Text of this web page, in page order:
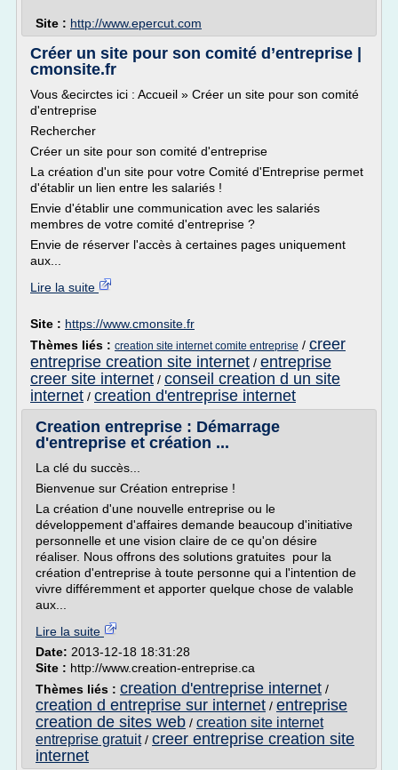
Site : http://www.epercut.com
Créer un site pour son comité d’entreprise |
cmonsite.fr
Vous &ecirctes ici : Accueil » Créer un site pour son comité
d'entreprise
Rechercher
Créer un site pour son comité d'entreprise
La création d'un site pour votre Comité d'Entreprise permet
d'établir un lien entre les salariés !
Envie d'établir une communication avec les salariés
membres de votre comité d'entreprise ?
Envie de réserver l'accès à certaines pages uniquement
aux...
Lire la suite
Site : https://www.cmonsite.fr
Thèmes liés : creation site internet comite entreprise / creer
entreprise creation site internet / entreprise
creer site internet / conseil creation d un site
internet / creation d'entreprise internet
Creation entreprise : Démarrage
d'entreprise et création ...
La clé du succès...
Bienvenue sur Création entreprise !
La création d'une nouvelle entreprise ou le
développement d'affaires demande beaucoup d'initiative
personnelle et une vision claire de ce qu'on désire
réaliser. Nous offrons des solutions gratuites pour la
création d'entreprise à toute personne qui a l'intention de
vivre différemment et apporter quelque chose de valable
aux...
Lire la suite
Date: 2013-12-18 18:31:28
Site : http://www.creation-entreprise.ca
Thèmes liés : creation d'entreprise internet /
creation d entreprise sur internet / entreprise
creation de sites web / creation site internet
entreprise gratuit/ creer entreprise creation site
internet